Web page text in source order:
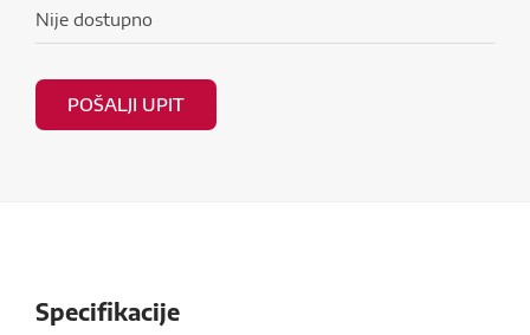
Nije dostupno
POŠALJI UPIT
Specifikacije